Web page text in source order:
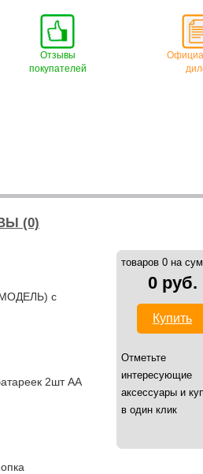
Отзывы
покупателей
(0)
МОДЕЛЬ) с
2шт AA
товаров 0 на
0 руб.
Купить
Отметьте
интересующие
аксессуары и
в один клик